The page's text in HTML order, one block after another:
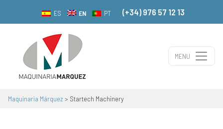
ES EN PT (+34) 976 57 12 13
Main Navigation
MENU
Maquinaria Márquez > Startech Machinery